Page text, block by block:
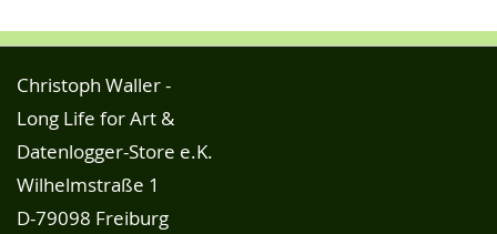
Christoph Waller -
Long Life for Art &
Datenlogger-Store e.K.
Wilhelmstraße 1
D-79098 Freiburg